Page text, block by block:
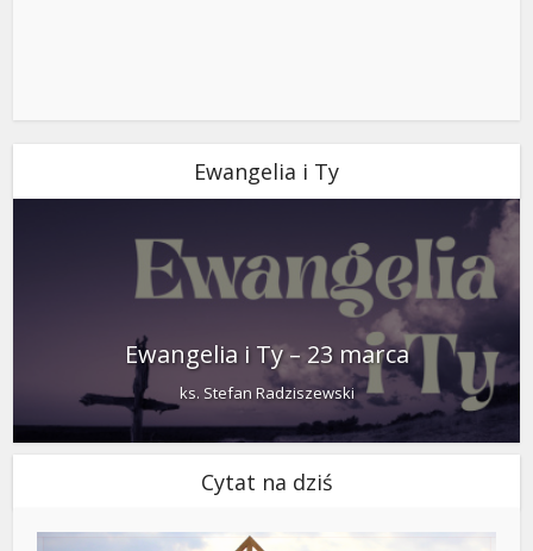
Ewangelia i Ty
Ewangelia i Ty – 23 marca
ks. Stefan Radziszewski
Cytat na dziś